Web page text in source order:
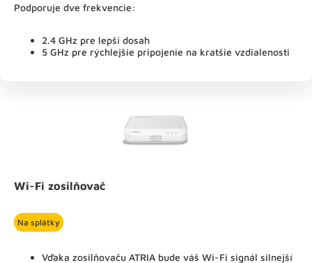
Podporuje dve frekvencie:
2.4 GHz pre lepší dosah
5 GHz pre rýchlejšie pripojenie na kratšie vzdialenosti
Wi-Fi zosilňovač
Na splátky
Vďaka zosilňovaču ATRIA bude váš Wi-Fi signál silnejší